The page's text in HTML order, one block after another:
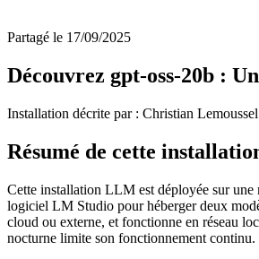
Partagé le 17/09/2025
Découvrez gpt-oss-20b :
Installation décrite par : Christian Lemoussel
Résumé de cette
Cette installation LLM est déployée sur
logiciel LM Studio pour héberger deux
cloud ou externe, et fonctionne en réseau
nocturne limite son fonctionnement continu.